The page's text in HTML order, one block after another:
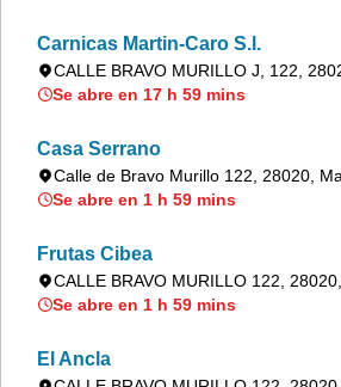
Carnicas Martin-Caro S.l.
CALLE BRAVO MURILLO J, 122,
Se abre en 17 h 59 mins
Casa Serrano
Calle de Bravo Murillo 122, 28020,
Se abre en 1 h 59 mins
Frutas Cibea
CALLE BRAVO MURILLO 122,
Se abre en 1 h 59 mins
El Ancla